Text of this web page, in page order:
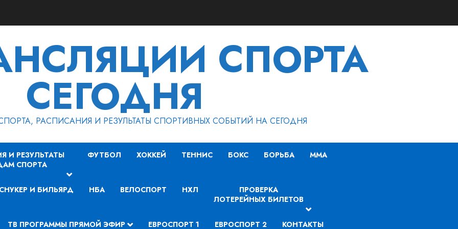
СПОРТА
СЕГОДНЯ
РАСПИСАНИЯ И РЕЗУЛЬТАТЫ СПОРТИВНЫХ СОБЫТИЙ НА СЕГОДНЯ
И РЕЗУЛЬТАТЫ
СПОРТА
ФУТБОЛ ХОККЕЙ ТЕННИС БОКС БОРЬБА MMA
СНУКЕР И БИЛЬЯРД НБА ВЕЛОСПОРТ НХЛ
ПРОВЕРКА
ЛОТЕРЕЙНЫХ БИЛЕТОВ
ТВ ПРОГРАММЫ ПРЯМОЙ ЭФИР ЕВРОСПОРТ 1 ЕВРОСПОРТ 2 КОНТАКТЫ